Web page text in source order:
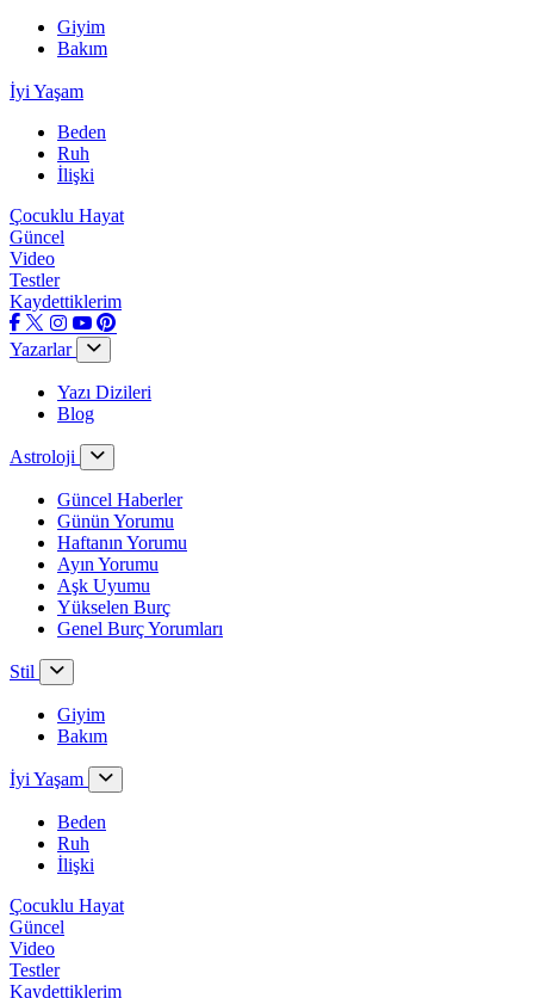
Giyim
Bakım
İyi Yaşam
Beden
Ruh
İlişki
Çocuklu Hayat
Güncel
Video
Testler
Kaydettiklerim
Yazarlar
Yazı Dizileri
Blog
Astroloji
Güncel Haberler
Günün Yorumu
Haftanın Yorumu
Ayın Yorumu
Aşk Uyumu
Yükselen Burç
Genel Burç Yorumları
Stil
Giyim
Bakım
İyi Yaşam
Beden
Ruh
İlişki
Çocuklu Hayat
Güncel
Video
Testler
Kaydettiklerim